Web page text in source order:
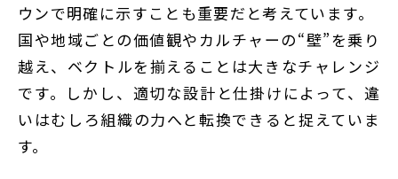
ウンで明確に示すことも重要だと考えています。
国や地域ごとの価値観やカルチャーの“壁”を乗り
越え、ベクトルを揃えることは大きなチャレンジ
です。しかし、適切な設計と仕掛けによって、違
いはむしろ組織の力へと転換できると捉えていま
す。